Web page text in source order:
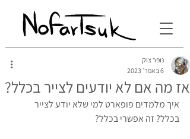
אז מה אם לא יודעים לצייר בכלל?
נופר צוק
6 באפר׳ 2023
איך מלמדים פופארט למי שלא יודע לצייר
בכלל? זה אפשרי בכלל?